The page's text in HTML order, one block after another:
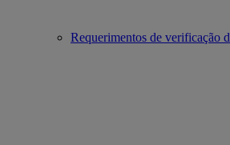
Requerimentos de verificação